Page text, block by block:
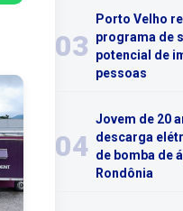
03
Porto Velho
programa de
potencial de
pessoas
04
Jovem de 20
descarga
de bomba de
Rondônia